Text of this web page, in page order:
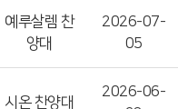
예루살렘 찬
양대
2026-07-
05
시온 찬양대
2026-06-